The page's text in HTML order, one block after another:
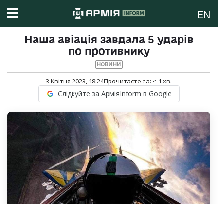
EN
Наша авіація завдала 5 ударів
по противнику
НОВИНИ
3 Квітня 2023, 18:24Прочитаєте за: < 1 хв.
Слідкуйте за АрміяInform в Google